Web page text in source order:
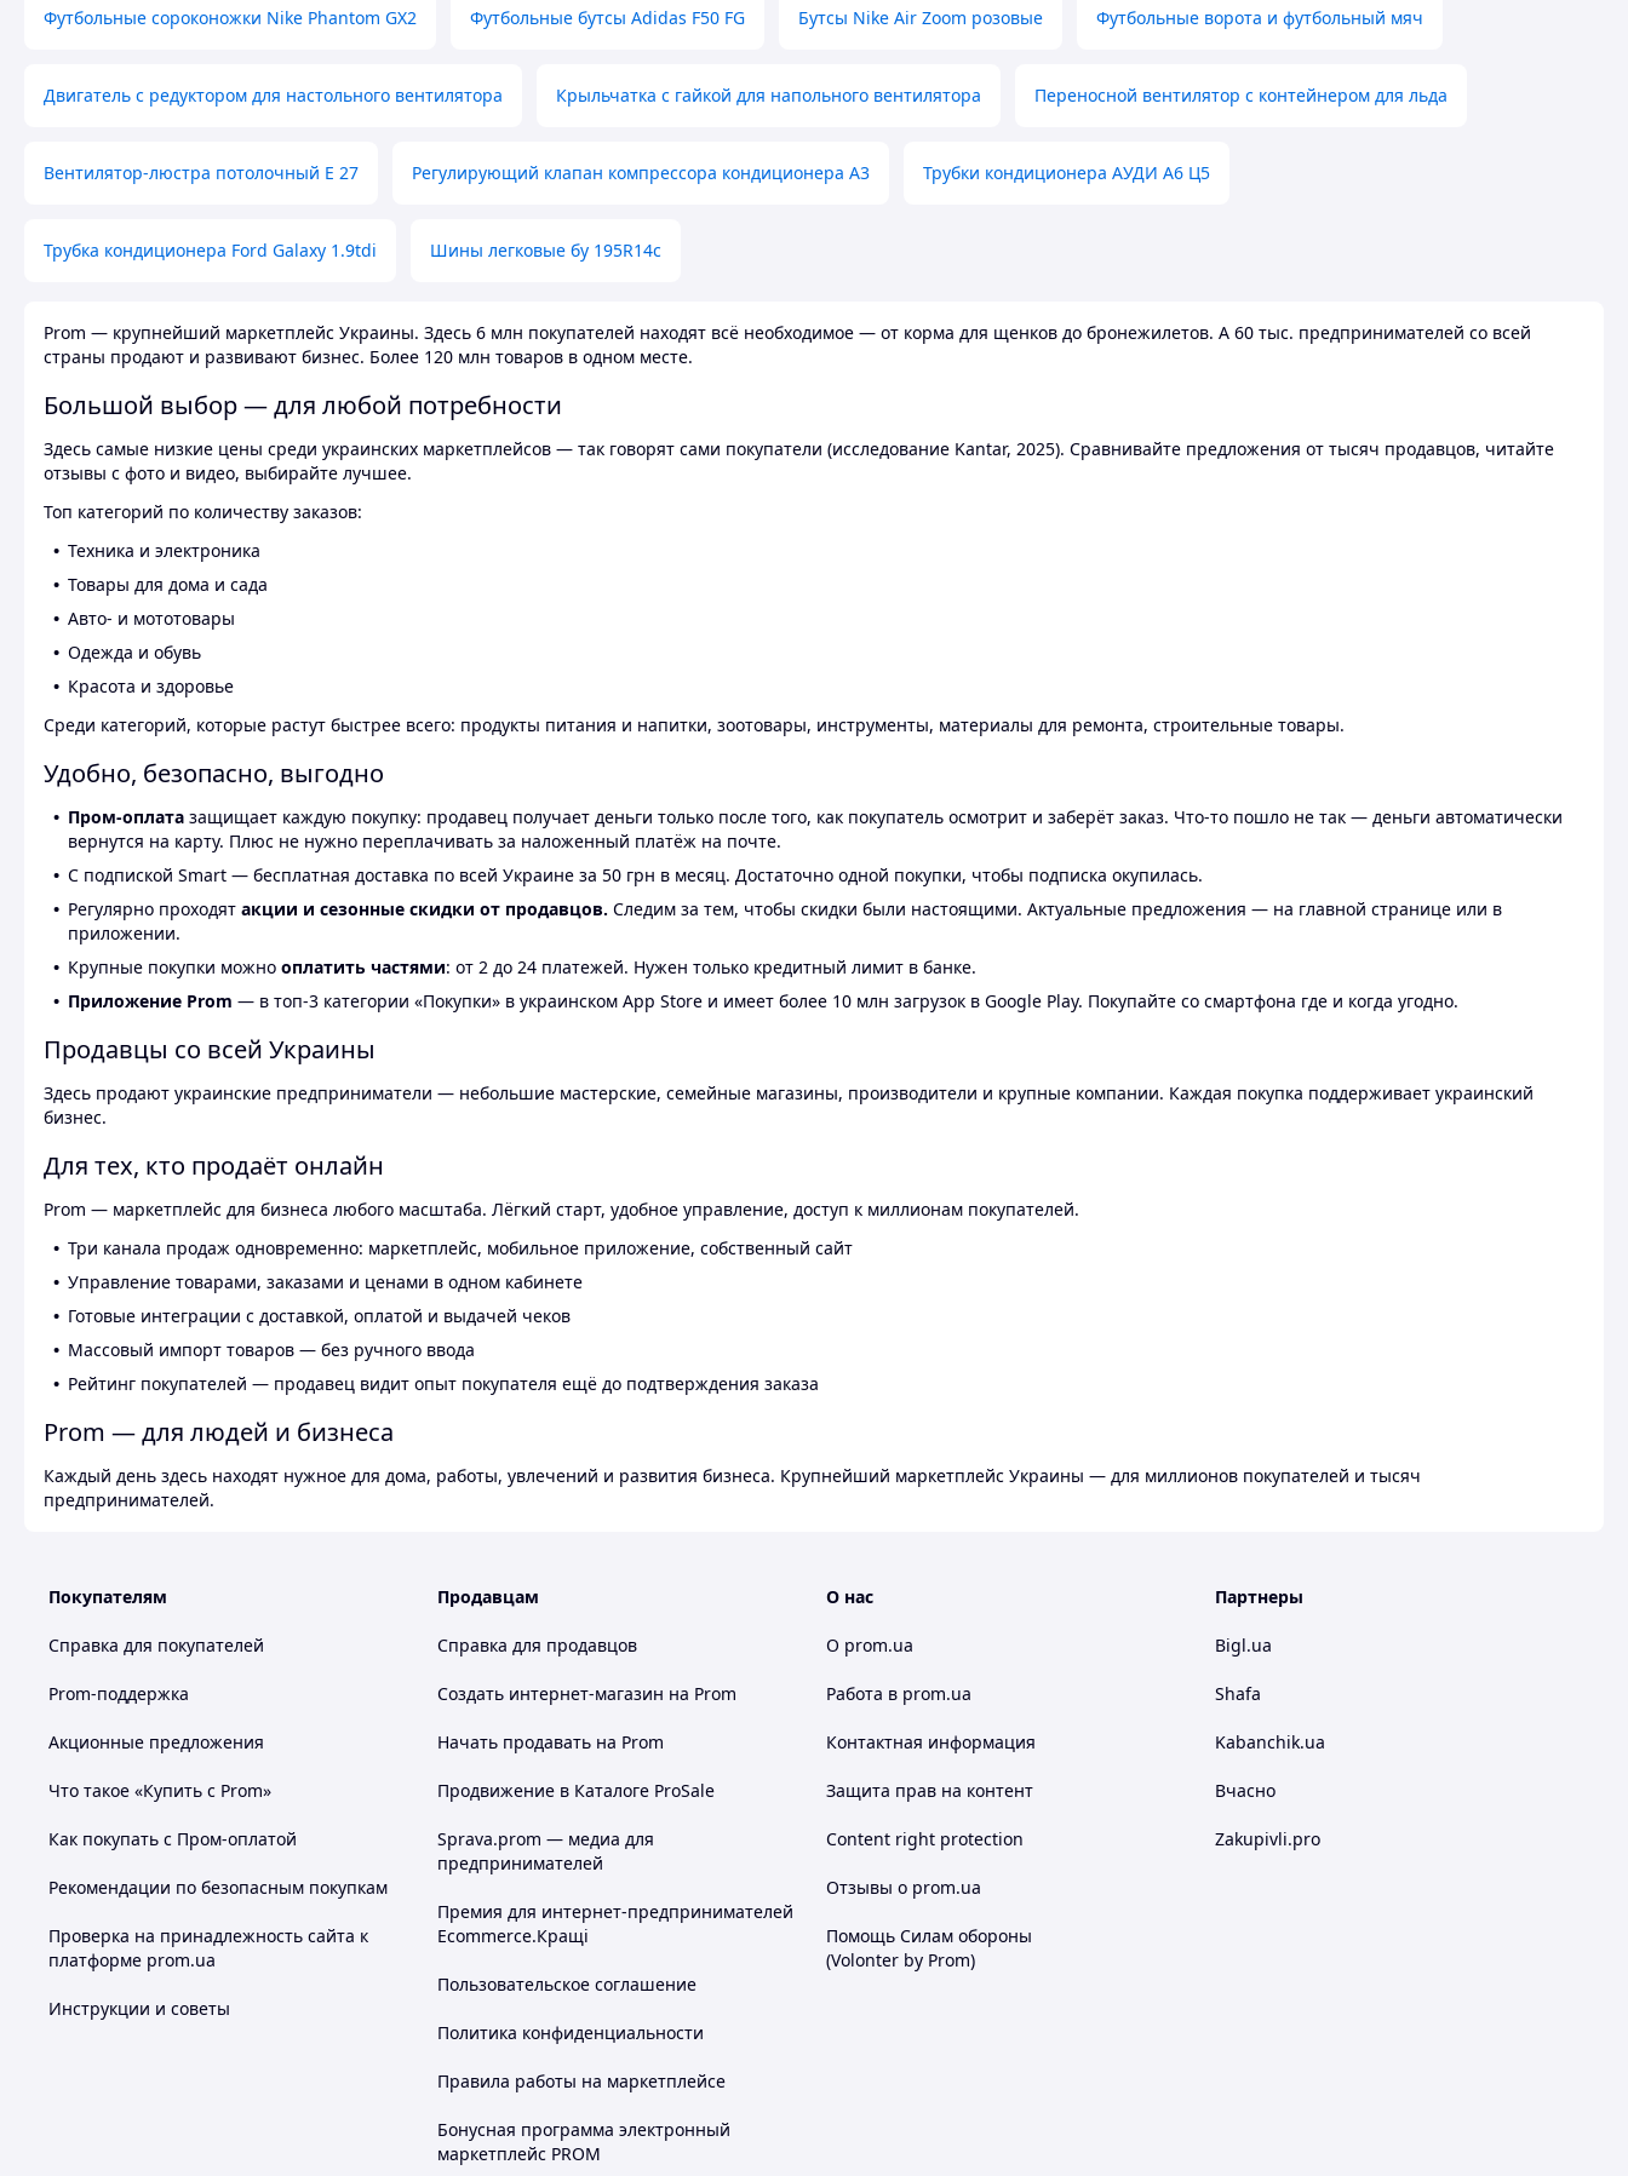
Футбольные сороконожки Nike Phantom GX2 Футбольные бутсы Adidas F50 FG Бутсы Nike Air Zoom розовые Футбольные ворота и футбольный мяч
Двигатель с редуктором для настольного вентилятора Крыльчатка с гайкой для напольного вентилятора Переносной вентилятор с контейнером для льда
Вентилятор-люстра потолочный E 27 Регулирующий клапан компрессора кондиционера А3 Трубки кондиционера АУДИ А6 Ц5
Трубка кондиционера Ford Galaxy 1.9tdi Шины легковые бу 195R14c
Prom — крупнейший маркетплейс Украины. Здесь 6 млн покупателей находят всё необходимое — от корма для щенков до бронежилетов. А 60 тыс. предпринимателей со всей
страны продают и развивают бизнес. Более 120 млн товаров в одном месте.
Большой выбор — для любой потребности
Здесь самые низкие цены среди украинских маркетплейсов — так говорят сами покупатели (исследование Kantar, 2025). Сравнивайте предложения от тысяч продавцов, читайте
отзывы с фото и видео, выбирайте лучшее.
Топ категорий по количеству заказов:
Техника и электроника
Товары для дома и сада
Авто- и мототовары
Одежда и обувь
Красота и здоровье
Среди категорий, которые растут быстрее всего: продукты питания и напитки, зоотовары, инструменты, материалы для ремонта, строительные товары.
Удобно, безопасно, выгодно
Пром-оплата защищает каждую покупку: продавец получает деньги только после того, как покупатель осмотрит и заберёт заказ. Что-то пошло не так — деньги автоматически
вернутся на карту. Плюс не нужно переплачивать за наложенный платёж на почте.
С подпиской Smart — бесплатная доставка по всей Украине за 50 грн в месяц. Достаточно одной покупки, чтобы подписка окупилась.
Регулярно проходят акции и сезонные скидки от продавцов. Следим за тем, чтобы скидки были настоящими. Актуальные предложения — на главной странице или в
приложении.
Крупные покупки можно оплатить частями: от 2 до 24 платежей. Нужен только кредитный лимит в банке.
Приложение Prom — в топ-3 категории «Покупки» в украинском App Store и имеет более 10 млн загрузок в Google Play. Покупайте со смартфона где и когда угодно.
Продавцы со всей Украины
Здесь продают украинские предприниматели — небольшие мастерские, семейные магазины, производители и крупные компании. Каждая покупка поддерживает украинский
бизнес.
Для тех, кто продаёт онлайн
Prom — маркетплейс для бизнеса любого масштаба. Лёгкий старт, удобное управление, доступ к миллионам покупателей.
Три канала продаж одновременно: маркетплейс, мобильное приложение, собственный сайт
Управление товарами, заказами и ценами в одном кабинете
Готовые интеграции с доставкой, оплатой и выдачей чеков
Массовый импорт товаров — без ручного ввода
Рейтинг покупателей — продавец видит опыт покупателя ещё до подтверждения заказа
Prom — для людей и бизнеса
Каждый день здесь находят нужное для дома, работы, увлечений и развития бизнеса. Крупнейший маркетплейс Украины — для миллионов покупателей и тысяч
предпринимателей.
Покупателям
Справка для покупателей
Prom-поддержка
Акционные предложения
Что такое «Купить с Prom»
Как покупать с Пром-оплатой
Рекомендации по безопасным покупкам
Проверка на принадлежность сайта к
платформе prom.ua
Инструкции и советы
Продавцам
Справка для продавцов
Создать интернет-магазин на Prom
Начать продавать на Prom
Продвижение в Каталоге ProSale
Sprava.prom — медиа для
предпринимателей
Премия для интернет-предпринимателей
Ecommerce.Кращі
Пользовательское соглашение
Политика конфиденциальности
Правила работы на маркетплейсе
Бонусная программа электронный
маркетплейс PROM
О нас
О prom.ua
Работа в prom.ua
Контактная информация
Защита прав на контент
Content right protection
Отзывы о prom.ua
Помощь Силам обороны
(Volonter by Prom)
Партнеры
Bigl.ua
Shafa
Kabanchik.ua
Вчасно
Zakupivli.pro